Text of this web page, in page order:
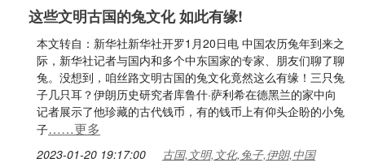
这些文明古国的兔文化 如此有缘!
本文转自：新华社新华社开罗1月20日电 中国农历兔年到来之
际，新华社记者与国内和多个中东国家的专家、朋友们聊了聊
兔。没想到，咱丝路文明古国的兔文化竟然这么有缘！三只兔
子几只耳？伊朗历史研究者库鲁什·萨利希在德黑兰的家中向
记者展示了他珍藏的古代钱币，有的钱币上有仰头企盼的小兔
子……更多
2023-01-20 19:17:00 古国,文明,文化,兔子,伊朗,中国